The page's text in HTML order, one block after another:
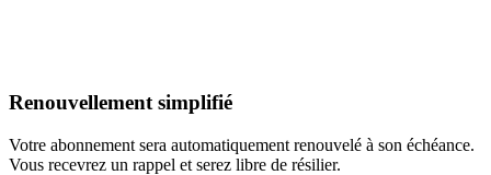
Renouvellement simplifié
Votre abonnement sera automatiquement renouvelé à son échéance.
Vous recevrez un rappel et serez libre de résilier.